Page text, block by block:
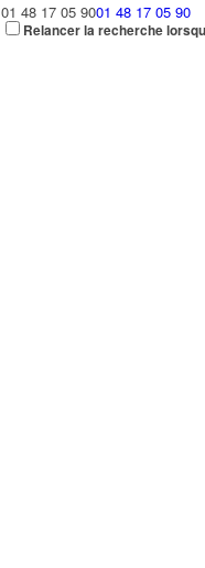
01 48 17 05 9001 48 17 05 90
Relancer la recherche